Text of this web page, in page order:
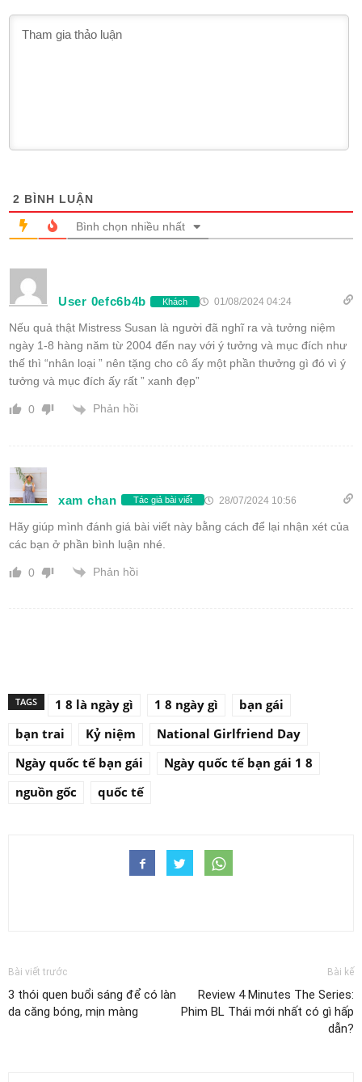
2 BÌNH LUẬN
Bình chọn nhiều nhất
User 0efc6b4b Khách 01/08/2024 04:24
Nếu quả thật Mistress Susan là người đã nghĩ ra và tưởng niệm
ngày 1-8 hàng năm từ 2004 đến nay với ý tưởng và mục đích như
thế thì “nhân loại ” nên tặng cho cô ấy một phần thưởng gì đó vì ý
tưởng và mục đích ấy rất ” xanh đẹp”
0 Phản hồi
xam chan Tác giả bài viết 28/07/2024 10:56
Hãy giúp mình đánh giá bài viết này bằng cách để lại nhận xét của
các bạn ở phần bình luận nhé.
0 Phản hồi
TAGS 1 8 là ngày gì 1 8 ngày gì
bạn gái
bạn trai
Kỷ niệm
National Girlfriend Day
Ngày quốc tế bạn gái
Ngày quốc tế bạn gái 1 8
nguồn gốc
quốc tế
Bài viết trước
3 thói quen buổi sáng để có làn
da căng bóng, mịn màng
Bài kế
Review 4 Minutes The Series:
Phim BL Thái mới nhất có gì hấp
dẫn?